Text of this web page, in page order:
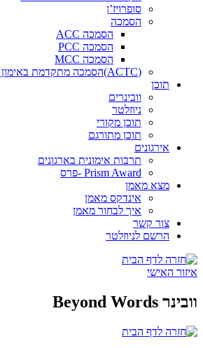
סופרויז’ן
הסמכה
הסמכה ACC
הסמכה PCC
הסמכה MCC
(ACTC)הסמכה מתקדמת באימון צוותים
תוכן
וובינרים
ניוזלטר
תוכן מקורי
תוכן מתורגם
אירגונים
תרבות אימונית בארגונים
Prism Award -פרס
מצא מאמן
אינדקס מאמן
איך לבחור מאמן
צור קשר
הרשם לניוזלטר
איזור האישי
וובינר Beyond Words